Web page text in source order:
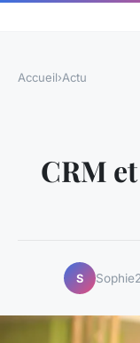
Accueil›Actu
CRM
S Sophie